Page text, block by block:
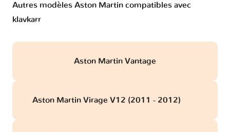
Autres modèles Aston Martin compatibles avec
klavkarr
Aston Martin Vantage
Aston Martin Virage V12 (2011 - 2012)